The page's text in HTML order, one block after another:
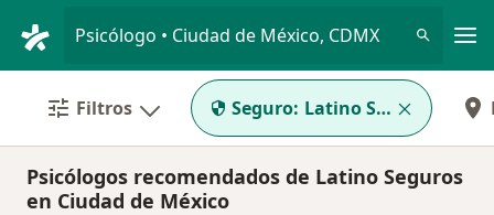
Psicólogo • Ciudad de México, CDMX
Filtros Seguro: Latino Seguros
Psicólogos recomendados de Latino Seguros
en Ciudad de México